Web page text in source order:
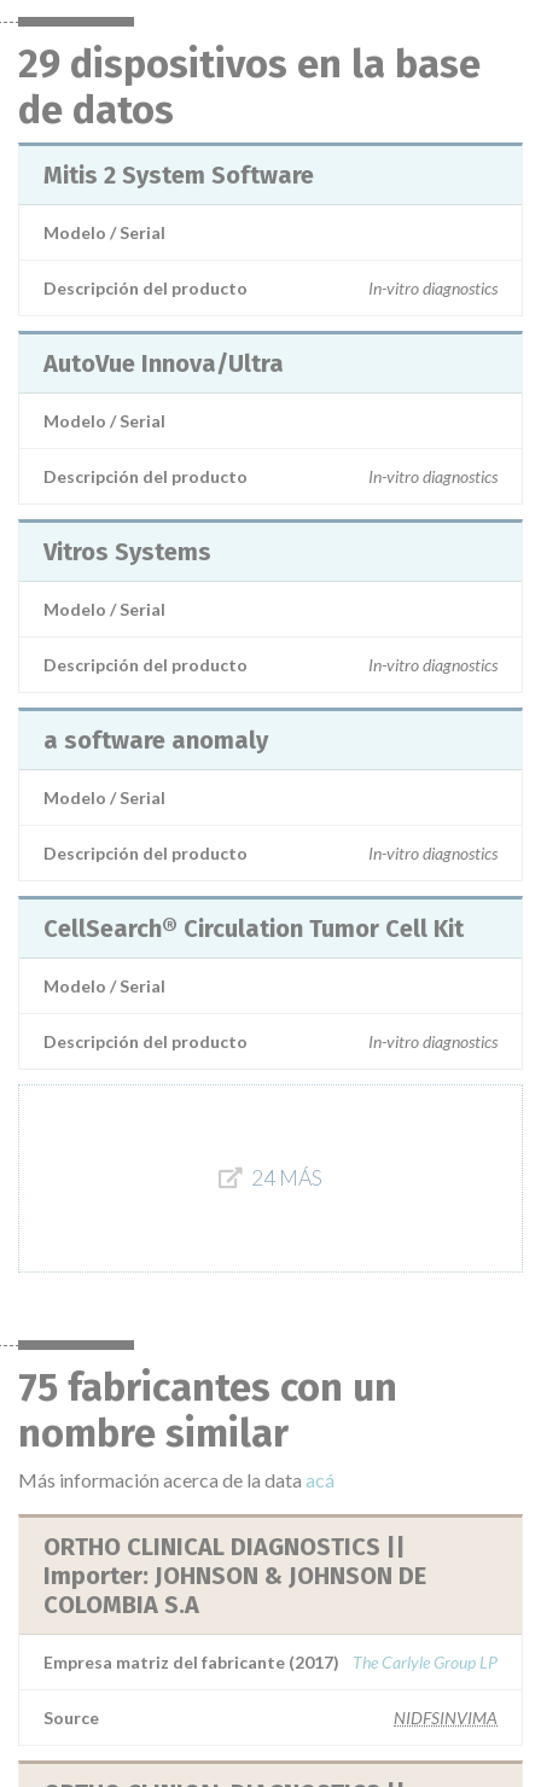
29 dispositivos en la base
de datos
Mitis 2 System Software
Modelo / Serial
Descripción del producto In-vitro diagnostics
AutoVue Innova/Ultra
Modelo / Serial
Descripción del producto In-vitro diagnostics
Vitros Systems
Modelo / Serial
Descripción del producto In-vitro diagnostics
a software anomaly
Modelo / Serial
Descripción del producto In-vitro diagnostics
CellSearch® Circulation Tumor Cell Kit
Modelo / Serial
Descripción del producto In-vitro diagnostics
24 MÁS
75 fabricantes con un
nombre similar
Más información acerca de la data acá
ORTHO CLINICAL DIAGNOSTICS ||
Importer: JOHNSON & JOHNSON DE
COLOMBIA S.A
Empresa matriz del fabricante (2017) The Carlyle Group LP
Source NIDFSINVIMA